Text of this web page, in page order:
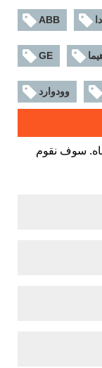
ABB
GE
وودوارد
سوف نقوم